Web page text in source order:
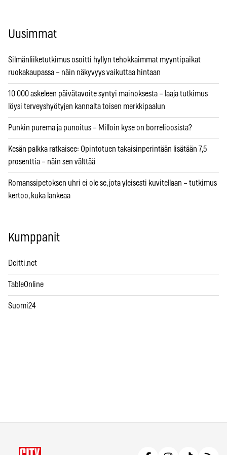
Uusimmat
Silmänliiketutkimus osoitti hyllyn tehokkaimmat myyntipaikat
ruokakaupassa – näin näkyvyys vaikuttaa hintaan
10 000 askeleen päivätavoite syntyi mainoksesta – laaja tutkimus
löysi terveyshyötyjen kannalta toisen merkkipaalun
Punkin purema ja punoitus – Milloin kyse on borrelioosista?
Kesän palkka ratkaisee: Opintotuen takaisinperintään lisätään 7,5
prosenttia – näin sen välttää
Romanssipetoksen uhri ei ole se, jota yleisesti kuvitellaan – tutkimus
kertoo, kuka lankeaa
Kumppanit
Deitti.net
TableOnline
Suomi24